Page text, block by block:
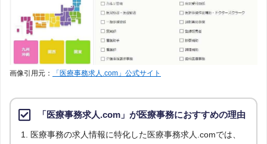
画像引用元： 「医療事務求人.com」公式サイト
「医療事務求人.com」が医療事務におすすめの理由
医療事務の求人情報に特化した医療事務求人.comでは、